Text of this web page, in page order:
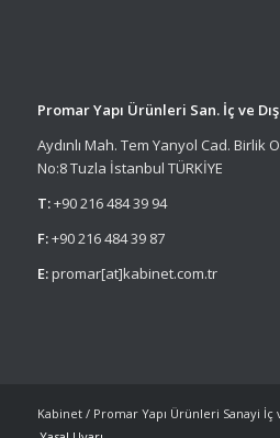
Promar Yapı Ürünleri San. İç ve
Aydınlı Mah. Tem Yanyol Cad. Birlik
No:8 Tuzla İstanbul TÜRKİYE
T:+90 216 484 39 94
F:+90 216 484 39 87
E:promar[at]kabinet.com.tr
Kabinet / Promar Yapı Ürünleri Sanayi İç